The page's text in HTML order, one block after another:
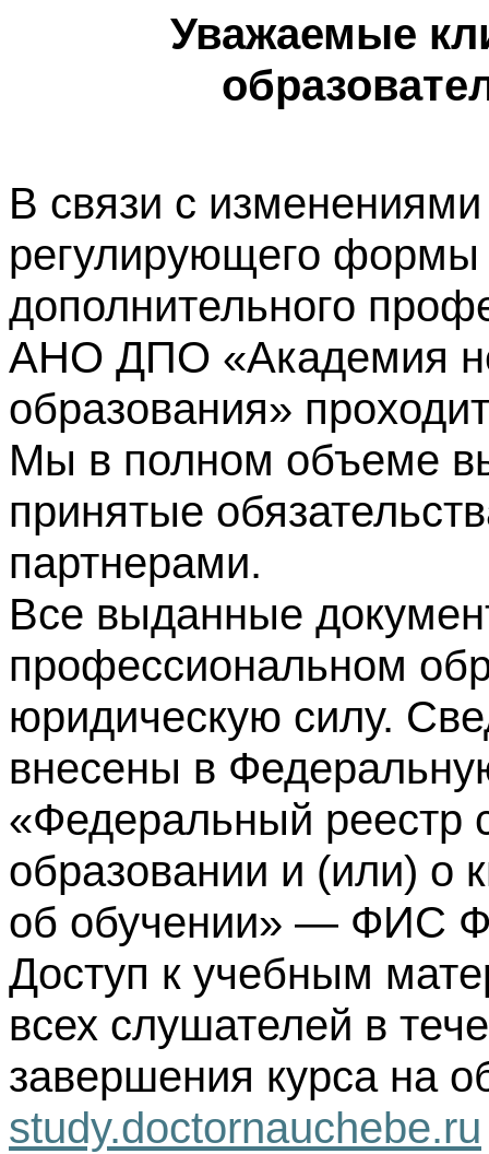
Уважаемые
В связи с изменениями
регулирующего формы
дополнительного
АНО ДПО «Академия
образования»
Мы в полном объеме
принятые
партнерами.
Все выданные
профессиональном
юридическую силу.
внесены в
«Федеральный реестр
образовании и (или) о
об обучении» — ФИС
Доступ к учебным
всех слушателей в
завершения курса на
study.doctornauchebe.ru